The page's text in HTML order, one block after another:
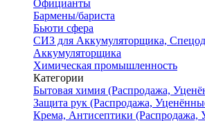
Официанты
Бармены/бариста
Бьюти сфера
СИЗ для Аккумуляторщика,
Аккумуляторщика
Химическая промышленность
Категории
Бытовая химия (Распродажа,
Защита рук (Распродажа,
Крема, Антисептики (Распродажа,